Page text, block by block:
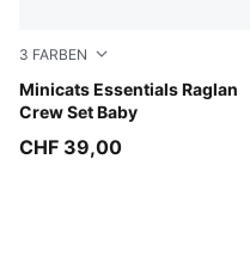
3 FARBEN
Minicats Essentials Raglan
Crew Set Baby
Mauve Glow
CHF 39,00